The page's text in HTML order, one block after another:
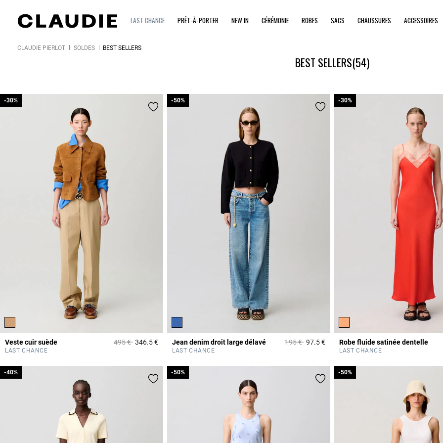
LAST CHANCE PRÊT-À-PORTER NEW IN CÉRÉMONIE ROBES SACS CHAUSSURES ACCESSOIRES
CLAUDIE PIERLOT SOLDES BEST SELLERS
BEST SELLERS(54)
Veste cuir suède Prix réduit à partir de
495 €à
-30%
346.5 €5 out of 5 Customer Rating
LAST CHANCE
-30%
Jean denim droit large délavé Prix réduit à partir de
195 €à
-50%
97.5 €5 out of 5 Customer Rating
LAST CHANCE
-50%
Robe fluide satinée dentelle
-30%
LAST CHANCE
-30%
-40%
-40% -50%
-50% -50%
-50%